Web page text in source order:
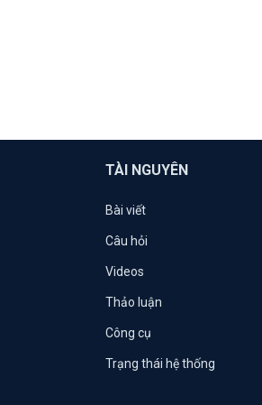
TÀI NGUYÊN
Bài viết
Câu hỏi
Videos
Thảo luận
Công cụ
Trạng thái hệ thống